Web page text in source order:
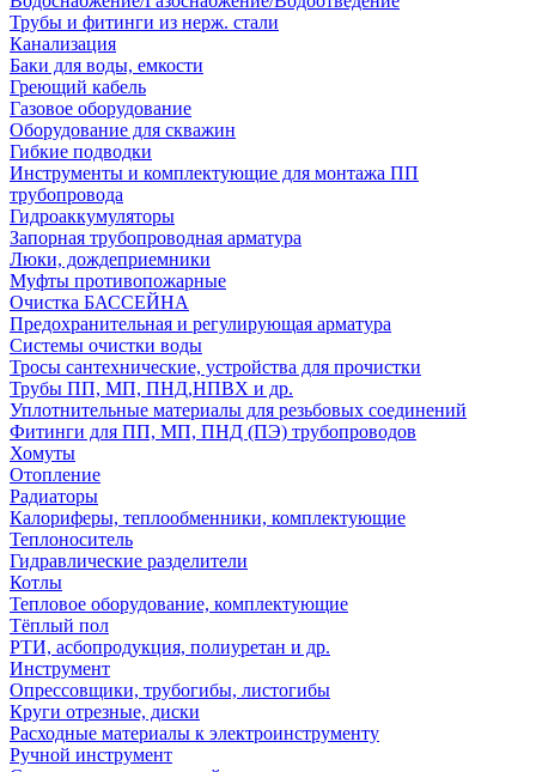
Трубы и фитинги из нерж. стали
Канализация
Баки для воды, емкости
Греющий кабель
Газовое оборудование
Оборудование для скважин
Гибкие подводки
Инструменты и комплектующие для монтажа ПП
трубопровода
Гидроаккумуляторы
Запорная трубопроводная арматура
Люки, дождеприемники
Муфты противопожарные
Очистка БАССЕЙНА
Предохранительная и регулирующая арматура
Системы очистки воды
Тросы сантехнические, устройства для прочистки
Трубы ПП, МП, ПНД,НПВХ и др.
Уплотнительные материалы для резьбовых соединений
Фитинги для ПП, МП, ПНД (ПЭ) трубопроводов
Хомуты
Отопление
Радиаторы
Калориферы, теплообменники, комплектующие
Теплоноситель
Гидравлические разделители
Котлы
Тепловое оборудование, комплектующие
Тёплый пол
РТИ, асбопродукция, полиуретан и др.
Инструмент
Опрессовщики, трубогибы, листогибы
Круги отрезные, диски
Расходные материалы к электроинструменту
Ручной инструмент